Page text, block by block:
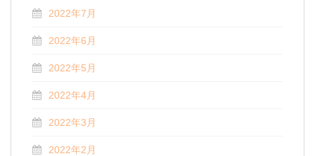
2022年7月
2022年6月
2022年5月
2022年4月
2022年3月
2022年2月